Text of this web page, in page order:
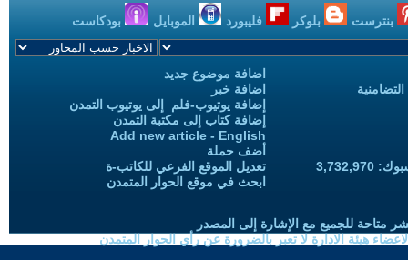
بنترست بلوكر فليبورد الموبايل بودكاست
اضافة موضوع جديد
اضافة خبر
إضافة يوتيوب-فلم إلى يوتيوب التمدن
إضافة كتاب إلى مكتبة التمدن
Add new article - English
أضف حملة
تعديل الموقع الفرعي للكاتب-ة
ابحث في موقع الحوار المتمدن
متاحة للجميع مع الإشارة إلى المصدر
هيئة الادارة لا تعبر بالضرورة عن رأي الحوار المتمدن